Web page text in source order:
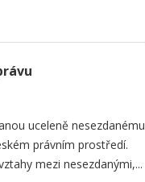
uceleně nesezdanému
právním prostředí.
mezi nesezdanými,...